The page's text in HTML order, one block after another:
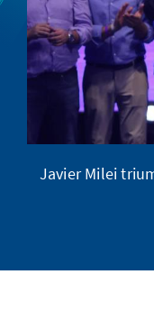
Javier Milei